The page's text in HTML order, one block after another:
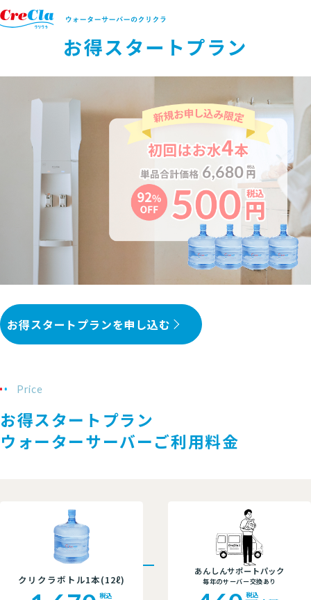
特典付きでお得にはじめたい方
お得スタートプラン
お得スタートプランを申し込む
Price
お得スタートプラン
ウォーターサーバーご利用料金
クリクラボトル1本(12ℓ)
税込
あんしんサポートパック
毎年のサーバー交換あり
税込